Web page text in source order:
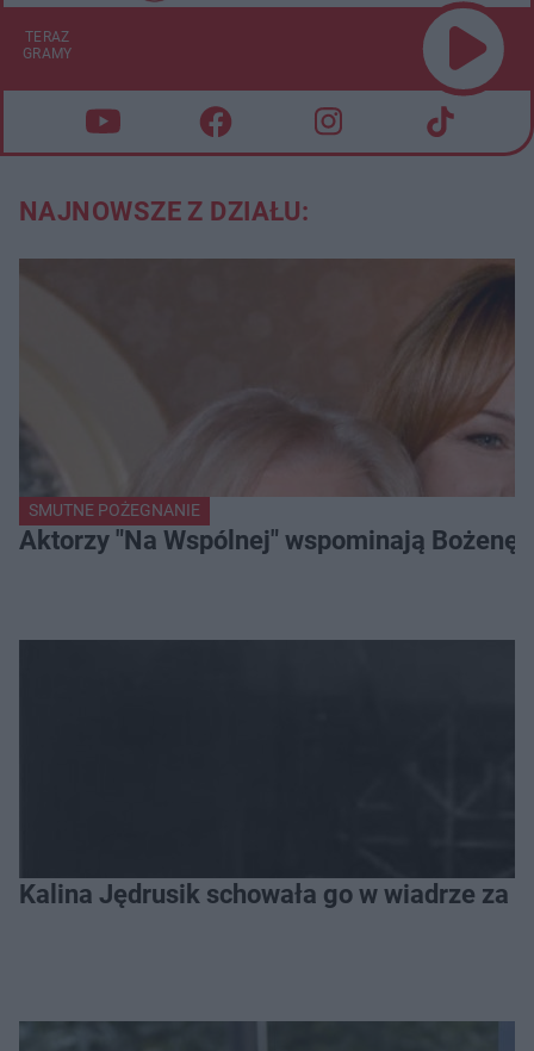
TERAZ
GRAMY
NAJNOWSZE Z DZIAŁU:
SMUTNE POŻEGNANIE
Aktorzy "Na Wspólnej" wspominają Bożenę
Kalina Jędrusik schowała go w wiadrze za